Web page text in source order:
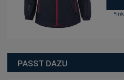
*
PASST DAZU